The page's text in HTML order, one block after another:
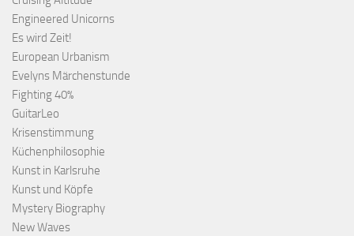
Engineered Unicorns
Es wird Zeit!
European Urbanism
Evelyns Märchenstunde
Fighting 40%
GuitarLeo
Krisenstimmung
Küchenphilosophie
Kunst in Karlsruhe
Kunst und Köpfe
Mystery Biography
New Waves